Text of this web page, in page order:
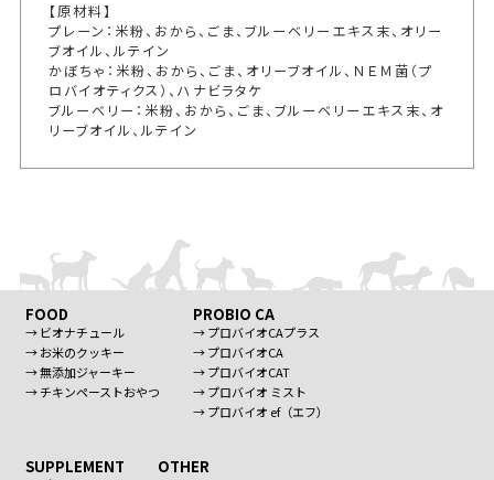
【原材料】
プレーン：米粉、おから、ごま、ブルーベリーエキス末、オリー
ブオイル、ルテイン
かぼちゃ：米粉、おから、ごま、オリーブオイル、ＮＥＭ菌（プ
ロバイオティクス）、ハナビラタケ
ブルーベリー：米粉、おから、ごま、ブルーベリーエキス末、オ
リーブオイル、ルテイン
FOOD
→ ビオナチュール
→ お米のクッキー
→ 無添加ジャーキー
→ チキンペーストおやつ
PROBIO CA
→ プロバイオCAプラス
→ プロバイオCA
→ プロバイオCAT
→ プロバイオ ミスト
→ プロバイオ ef（エフ）
SUPPLEMENT OTHER